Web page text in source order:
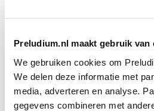
Preludium.nl maakt gebruik van
We gebruiken cookies om
We delen deze informatie met
media, adverteren en analyse.
gegevens combineren met